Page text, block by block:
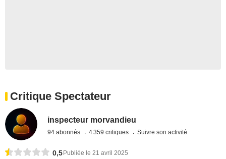
Critique Spectateur
inspecteur morvandieu
94 abonnés 4 359 critiques Suivre son activité
0,5 Publiée le 21 avril 2025